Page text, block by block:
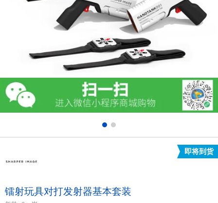
电子玩具
游戏及拼图系列
益智学习玩具
户外及运动产品
模仿，化妆及造型系列
毛绒公仔玩具
即将到货
镭射玩具对打发射器基本套装